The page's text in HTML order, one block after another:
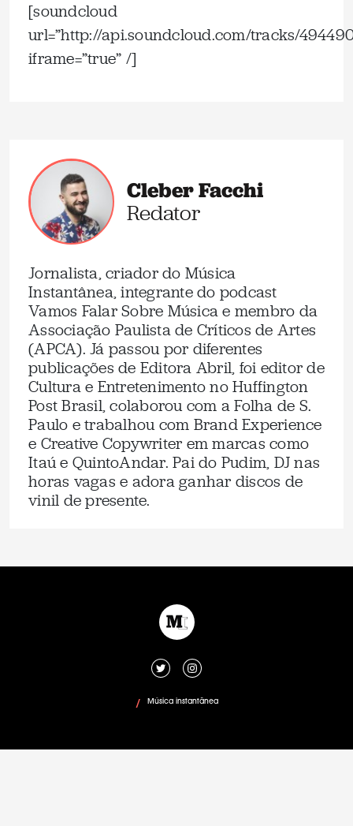
[soundcloud
url=”http://api.soundcloud.com/tracks/
iframe=”true” /]
Cleber Facchi
Redator
Jornalista, criador do Música
Instantânea, integrante do podcast
Vamos Falar Sobre Música e membro da
Associação Paulista de Críticos de Artes
(APCA). Já passou por diferentes
publicações de Editora Abril, foi editor de
Cultura e Entretenimento no Huffington
Post Brasil, colaborou com a Folha de S.
Paulo e trabalhou com Brand Experience
e Creative Copywriter em marcas como
Itaú e QuintoAndar. Pai do Pudim, DJ nas
horas vagas e adora ganhar discos de
vinil de presente.
/ Música instantânea